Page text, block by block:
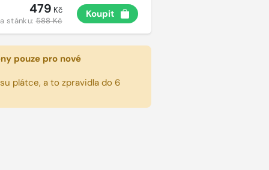
479 Kč
stánku:588 Kč
Koupit
pouze pro nové
plátce, a to zpravidla do 6